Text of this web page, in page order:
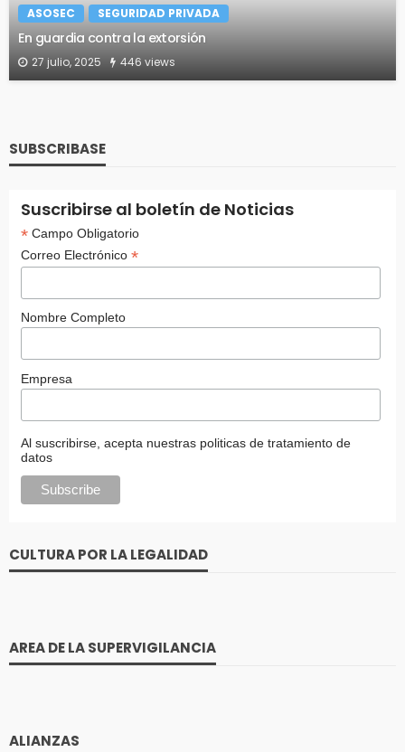
ASOSEC SEGURIDAD PRIVADA
En guardia contra la extorsión
27 julio, 2025 446 views
SUBSCRIBASE
Suscribirse al boletín de Noticias
*Campo Obligatorio
Correo Electrónico *
Nombre Completo
Empresa
Al suscribirse, acepta nuestras politicas de tratamiento de
datos
CULTURA POR LA LEGALIDAD
AREA DE LA SUPERVIGILANCIA
ALIANZAS